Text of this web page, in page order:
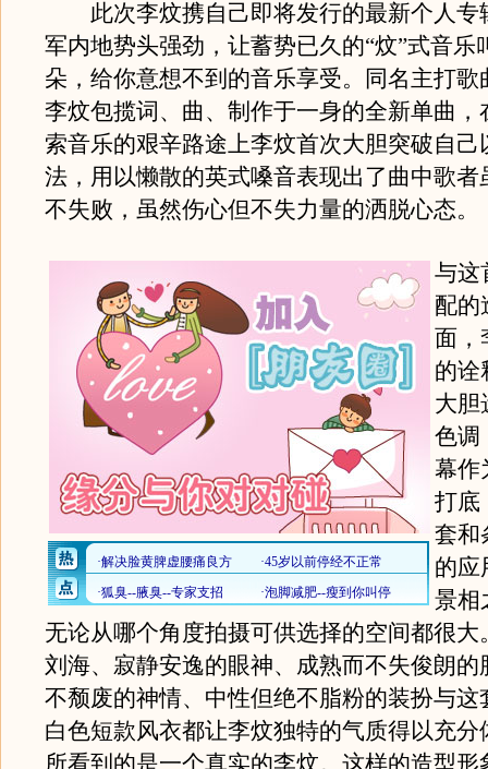
此次李炆携自己即将发行的最新个人专
军内地势头强劲，让蓄势已久的“炆”式音乐
朵，给你意想不到的音乐享受。同名主打歌
李炆包揽词、曲、制作于一身的全新单曲，
索音乐的艰辛路途上李炆首次大胆突破自己
法，用以懒散的英式嗓音表现出了曲中歌者
不失败，虽然伤心但不失力量的洒脱心态。
与这
配的
面，
的诠
大胆
色调
幕作
打底
套和
的应
景相
无论从哪个角度拍摄可供选择的空间都很大
刘海、寂静安逸的眼神、成熟而不失俊朗的
不颓废的神情、中性但绝不脂粉的装扮与这
白色短款风衣都让李炆独特的气质得以充分
所看到的是一个真实的李炆。这样的造型形